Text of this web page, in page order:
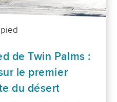
de Twin Palms :
le premier
du désert